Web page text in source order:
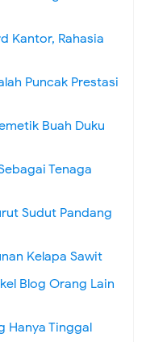
Kantor, Rahasia
Puncak Prestasi
Buah Duku
Tenaga
Sudut Pandang
Kelapa Sawit
Blog Orang Lain
Hanya Tinggal